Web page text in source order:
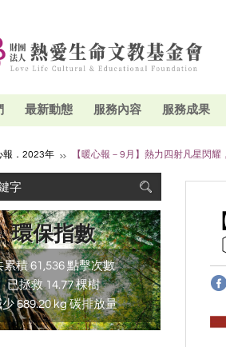
最新動態 服務內容 服務成果
報．2023年 【暖心報－9月】熱力四射凡星閃
環保指數
累積 61,536 點擊次數
已拯救 14.77 棵樹
少 689.20 kg 碳排放量